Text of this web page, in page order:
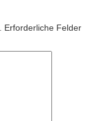
Erforderliche Felder